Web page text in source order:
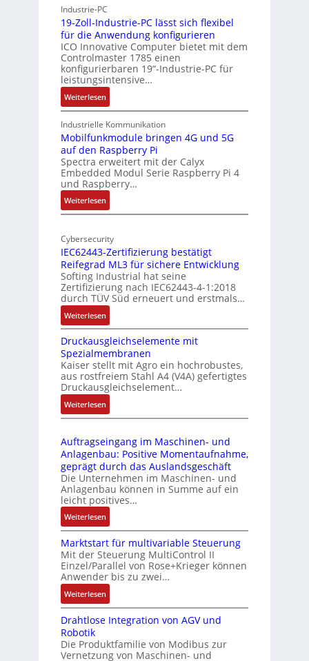
c
h
i
t
e
r
s
i
c
a
I
a
n
d
E
g
e
Industrie-PC
19-Zoll-Industrie-PC lässt sich flexibel
für die Anwendung konfigurieren
ICO Innovative Computer bietet mit dem
Controlmaster 1785 einen
konfigurierbaren 19“-Industrie-PC für
leistungsintensive…
Weiterlesen:
1
9
-
Z
o
l
l
-
I
d
u
t
r
i
e
-
P
C
l
ä
s
s
s
c
h
f
l
e
x
i
b
e
l
f
ü
r
i
Industrielle Kommunikation
Mobilfunkmodule bringen 4G und 5G
auf den Raspberry Pi
Spectra erweitert mit der Calyx
Embedded Modul Serie Raspberry Pi 4
und Raspberry…
Weiterlesen:
M
b
i
f
u
n
k
m
o
d
u
l
e
b
r
i
n
e
n
4
G
u
n
d
5
G
a
u
f
e
n
Cybersecurity
IEC62443-Zertifizierung bestätigt
Reifegrad ML3 für sichere Entwicklung
Softing Industrial hat seine
Zertifizierung nach IEC62443-4-1:2018
durch TÜV Süd erneuert und erstmals…
Weiterlesen:
I
E
C
6
2
4
4
3
Z
e
r
t
i
i
e
r
n
g
e
s
Druckausgleichselemente mit
Spezialmembranen
Kaiser stellt mit Agro ein hochrobustes,
aus rostfreiem Stahl A4 (V4A) gefertigtes
Druckausgleichselement…
Weiterlesen:
D
u
c
k
a
u
s
g
l
e
i
c
h
s
e
m
Auftragseingang im Maschinen- und
Anlagenbau: Positive Momentaufnahme,
geprägt durch das Auslandsgeschäft
Die Unternehmen im Maschinen- und
Anlagenbau können in Summe auf ein
leicht positives…
Weiterlesen:
A
u
f
t
r
a
g
s
i
Marktstart für multivariable Steuerung
Mit der Steuerung MultiControl II
Einzel/Parallel von Rose+Krieger können
Anwender bis zu zwei…
Weiterlesen:
M
a
k
t
Drahtlose Integration von AGV und
Robotik
Die Produktfamilie von Modibus zur
Vernetzung von Maschinen- und